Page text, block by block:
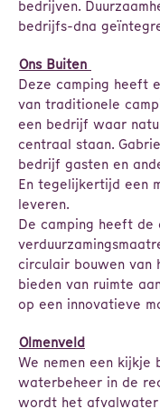
bedrijven.
bedrijfs-dna
Ons Buiten
Deze camping heeft
van traditionele
een bedrijf waar
centraal staan.
bedrijf gasten en
En tegelijkertijd een
leveren.
De camping heeft
circulair bouwen van
bieden van ruimte
op een innovatieve
Olmenveld
We nemen een kijkje
waterbeheer in de
wordt het afvalwater